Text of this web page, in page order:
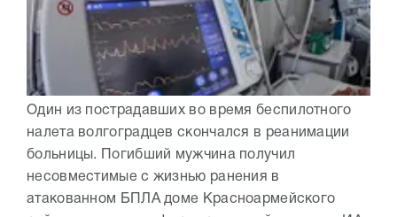
Один из пострадавших во время беспилотного
налета волгоградцев скончался в реанимации
больницы. Погибший мужчина получил
несовместимые с жизнью ранения в
атакованном БПЛА доме Красноармейского